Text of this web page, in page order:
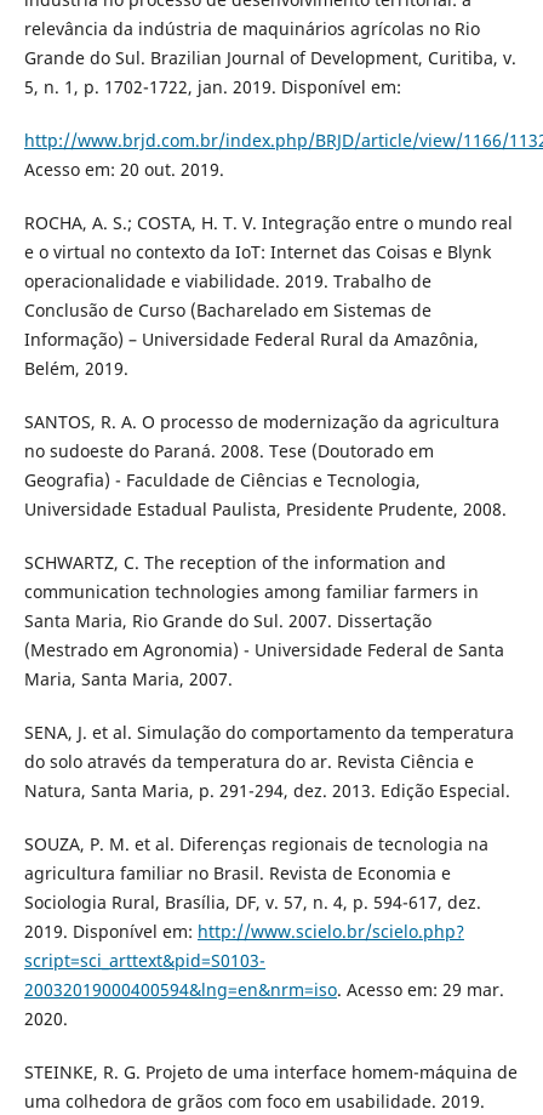
relevância da indústria de maquinários agrícolas no Rio
Grande do Sul. Brazilian Journal of Development, Curitiba, v.
5, n. 1, p. 1702-1722, jan. 2019. Disponível em:
http://www.brjd.com.br/index.php/BRJD/article/view/1166/
Acesso em: 20 out. 2019.
ROCHA, A. S.; COSTA, H. T. V. Integração entre o mundo real
e o virtual no contexto da IoT: Internet das Coisas e Blynk
operacionalidade e viabilidade. 2019. Trabalho de
Conclusão de Curso (Bacharelado em Sistemas de
Informação) – Universidade Federal Rural da Amazônia,
Belém, 2019.
SANTOS, R. A. O processo de modernização da agricultura
no sudoeste do Paraná. 2008. Tese (Doutorado em
Geografia) - Faculdade de Ciências e Tecnologia,
Universidade Estadual Paulista, Presidente Prudente, 2008.
SCHWARTZ, C. The reception of the information and
communication technologies among familiar farmers in
Santa Maria, Rio Grande do Sul. 2007. Dissertação
(Mestrado em Agronomia) - Universidade Federal de Santa
Maria, Santa Maria, 2007.
SENA, J. et al. Simulação do comportamento da temperatura
do solo através da temperatura do ar. Revista Ciência e
Natura, Santa Maria, p. 291-294, dez. 2013. Edição Especial.
SOUZA, P. M. et al. Diferenças regionais de tecnologia na
agricultura familiar no Brasil. Revista de Economia e
Sociologia Rural, Brasília, DF, v. 57, n. 4, p. 594-617, dez.
2019. Disponível em: http://www.scielo.br/scielo.php?
script=sci_arttext&pid=S0103-
20032019000400594&lng=en&nrm=iso. Acesso em: 29 mar.
2020.
STEINKE, R. G. Projeto de uma interface homem-máquina de
uma colhedora de grãos com foco em usabilidade. 2019.